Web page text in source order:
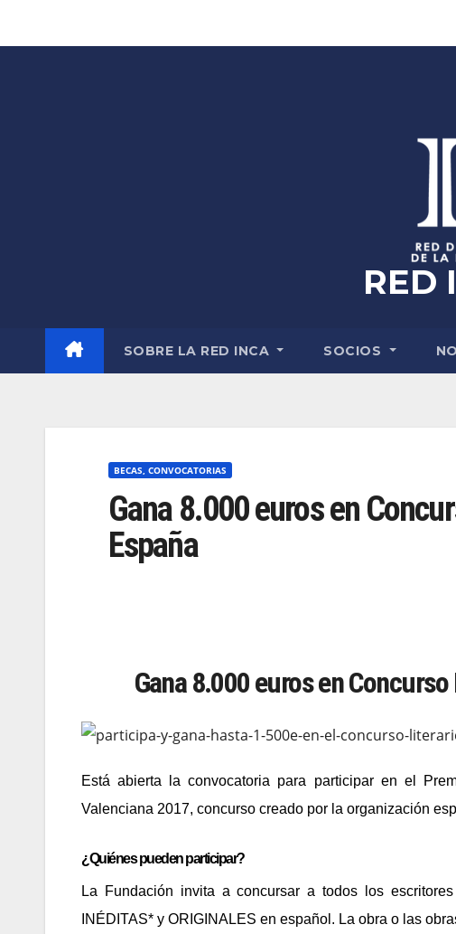
RED
SOBRE LA RED INCA SOCIOS
BECAS, CONVOCATORIAS
Gana 8.000 euros en
España
Gana 8.000 euros en
Está abierta la convocatoria para participar en el
Valenciana 2017, concurso creado por la organización
¿Quiénes pueden participar?
La Fundación invita a concursar a todos los
INÉDITAS* y ORIGINALES en español. La obra o las